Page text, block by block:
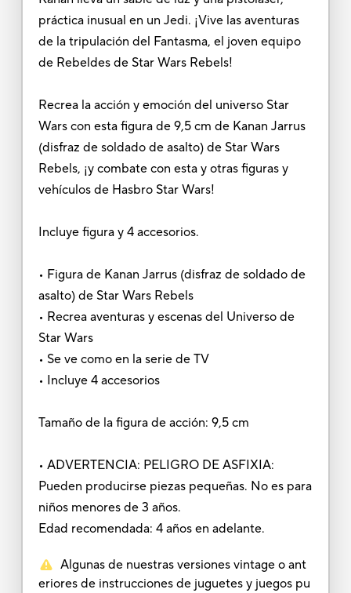
práctica inusual en un Jedi. ¡Vive las aventuras
de la tripulación del Fantasma, el joven equipo
de Rebeldes de Star Wars Rebels!
Recrea la acción y emoción del universo Star
Wars con esta figura de 9,5 cm de Kanan Jarrus
(disfraz de soldado de asalto) de Star Wars
Rebels, ¡y combate con esta y otras figuras y
vehículos de Hasbro Star Wars!
Incluye figura y 4 accesorios.
• Figura de Kanan Jarrus (disfraz de soldado de
asalto) de Star Wars Rebels
• Recrea aventuras y escenas del Universo de
Star Wars
• Se ve como en la serie de TV
• Incluye 4 accesorios
Tamaño de la figura de acción: 9,5 cm
• ADVERTENCIA: PELIGRO DE ASFIXIA:
Pueden producirse piezas pequeñas. No es para
niños menores de 3 años.
Edad recomendada: 4 años en adelante.
Algunas de nuestras versiones vintage o ant
eriores de instrucciones de juguetes y juegos pu